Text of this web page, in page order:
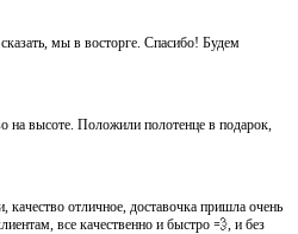
мы в восторге. Спасибо! Будем
на высоте. Положили полотенце в подарок,
качество отличное, доставочка пришла очень
все качественно и быстро 💨, и без